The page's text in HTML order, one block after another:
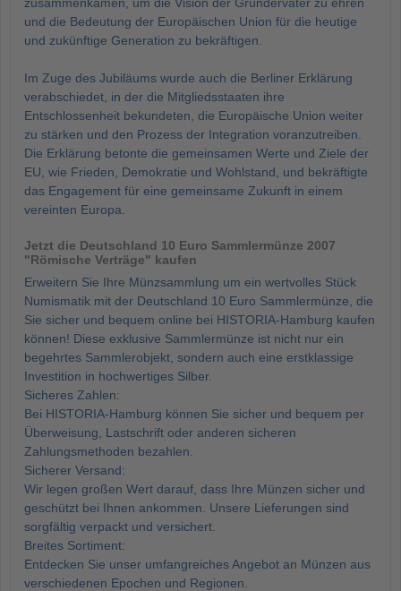
und die Bedeutung der Europäischen Union für die heutige
und zukünftige Generation zu bekräftigen.
Im Zuge des Jubiläums wurde auch die Berliner Erklärung
verabschiedet, in der die Mitgliedsstaaten ihre
Entschlossenheit bekundeten, die Europäische Union weiter
zu stärken und den Prozess der Integration voranzutreiben.
Die Erklärung betonte die gemeinsamen Werte und Ziele der
EU, wie Frieden, Demokratie und Wohlstand, und bekräftigte
das Engagement für eine gemeinsame Zukunft in einem
vereinten Europa.
Jetzt die Deutschland 10 Euro Sammlermünze 2007
"Römische Verträge" kaufen
Erweitern Sie Ihre Münzsammlung um ein wertvolles Stück
Numismatik mit der Deutschland 10 Euro Sammlermünze, die
Sie sicher und bequem online bei HISTORIA-Hamburg kaufen
können! Diese exklusive Sammlermünze ist nicht nur ein
begehrtes Sammlerobjekt, sondern auch eine erstklassige
Investition in hochwertiges Silber.
Sicheres Zahlen:
Bei HISTORIA-Hamburg können Sie sicher und bequem per
Überweisung, Lastschrift oder anderen sicheren
Zahlungsmethoden bezahlen.
Sicherer Versand:
Wir legen großen Wert darauf, dass Ihre Münzen sicher und
geschützt bei Ihnen ankommen. Unsere Lieferungen sind
sorgfältig verpackt und versichert.
Breites Sortiment:
Entdecken Sie unser umfangreiches Angebot an Münzen aus
verschiedenen Epochen und Regionen.